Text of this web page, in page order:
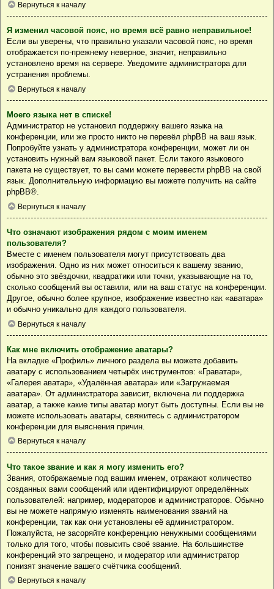
Вернуться к началу
Я изменил часовой пояс, но время всё равно неправильное!
Если вы уверены, что правильно указали часовой пояс, но время
отображается по-прежнему неверное, значит, неправильно
установлено время на сервере. Уведомите администратора для
устранения проблемы.
Вернуться к началу
Моего языка нет в списке!
Администратор не установил поддержку вашего языка на
конференции, или же просто никто не перевёл phpBB на ваш язык.
Попробуйте узнать у администратора конференции, может ли он
установить нужный вам языковой пакет. Если такого языкового
пакета не существует, то вы сами можете перевести phpBB на свой
язык. Дополнительную информацию вы можете получить на сайте
phpBB®.
Вернуться к началу
Что означают изображения рядом с моим именем
пользователя?
Вместе с именем пользователя могут присутствовать два
изображения. Одно из них может относиться к вашему званию,
обычно это звёздочки, квадратики или точки, указывающие на то,
сколько сообщений вы оставили, или на ваш статус на конференции.
Другое, обычно более крупное, изображение известно как «аватара»
и обычно уникально для каждого пользователя.
Вернуться к началу
Как мне включить отображение аватары?
На вкладке «Профиль» личного раздела вы можете добавить
аватару с использованием четырёх инструментов: «Граватар»,
«Галерея аватар», «Удалённая аватара» или «Загружаемая
аватара». От администратора зависит, включена ли поддержка
аватар, а также какие типы аватар могут быть доступны. Если вы не
можете использовать аватары, свяжитесь с администратором
конференции для выяснения причин.
Вернуться к началу
Что такое звание и как я могу изменить его?
Звания, отображаемые под вашим именем, отражают количество
созданных вами сообщений или идентифицируют определённых
пользователей: например, модераторов и администраторов. Обычно
вы не можете напрямую изменять наименования званий на
конференции, так как они установлены её администратором.
Пожалуйста, не засоряйте конференцию ненужными сообщениями
только для того, чтобы повысить своё звание. На большинстве
конференций это запрещено, и модератор или администратор
понизят значение вашего счётчика сообщений.
Вернуться к началу